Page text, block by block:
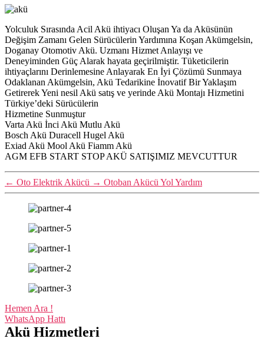
Yolculuk Sırasında Acil Akü ihtiyacı Oluşan Ya da Aküsünün
Değişim Zamanı Gelen Sürücülerin Yardımına Koşan Akümgelsin,
Doganay Otomotiv Akü. Uzmanı Hizmet Anlayışı ve
Deneyiminden Güç Alarak hayata geçirilmiştir. Tüketicilerin
ihtiyaçlarını Derinlemesine Anlayarak En İyi Çözümü Sunmaya
Odaklanan Akümgelsin, Akü Tedarikine İnovatif Bir Yaklaşım
Getirerek Yeni nesil Akü satış ve yerinde Akü Montajı Hizmetini
Türkiye’deki Sürücülerin
Hizmetine Sunmuştur
Varta Akü İnci Akü Mutlu Akü
Bosch Akü Duracell Hugel Akü
Exiad Akü Mool Akü Fiamm Akü
AGM EFB START STOP AKÜ SATIŞIMIZ MEVCUTTUR
← Oto Elektrik Akücü → Otoban Akücü Yol Yardım
Hemen Ara !
WhatsApp Hattı
Akü Hizmetleri